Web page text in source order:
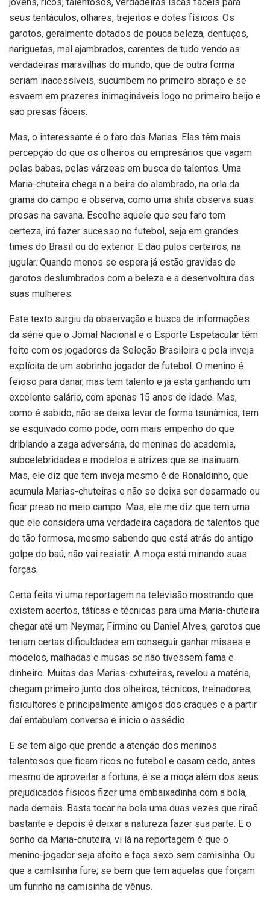
seus tentáculos, olhares, trejeitos e dotes físicos. Os
garotos, geralmente dotados de pouca beleza, dentuços,
nariguetas, mal ajambrados, carentes de tudo vendo as
verdadeiras maravilhas do mundo, que de outra forma
seriam inacessíveis, sucumbem no primeiro abraço e se
esvaem em prazeres inimagináveis logo no primeiro beijo e
são presas fáceis.
Mas, o interessante é o faro das Marias. Elas têm mais
percepção do que os olheiros ou empresários que vagam
pelas babas, pelas várzeas em busca de talentos. Uma
Maria-chuteira chega n a beira do alambrado, na orla da
grama do campo e observa, como uma shita observa suas
presas na savana. Escolhe aquele que seu faro tem
certeza, irá fazer sucesso no futebol, seja em grandes
times do Brasil ou do exterior. E dão pulos certeiros, na
jugular. Quando menos se espera já estão gravidas de
garotos deslumbrados com a beleza e a desenvoltura das
suas mulheres.
Este texto surgiu da observação e busca de informações
da série que o Jornal Nacional e o Esporte Espetacular têm
feito com os jogadores da Seleção Brasileira e pela inveja
explícita de um sobrinho jogador de futebol. O menino é
feioso para danar, mas tem talento e já está ganhando um
excelente salário, com apenas 15 anos de idade. Mas,
como é sabido, não se deixa levar de forma tsunâmica, tem
se esquivado como pode, com mais empenho do que
driblando a zaga adversária, de meninas de academia,
subcelebridades e modelos e atrizes que se insinuam.
Mas, ele diz que tem inveja mesmo é de Ronaldinho, que
acumula Marias-chuteiras e não se deixa ser desarmado ou
ficar preso no meio campo. Mas, ele me diz que tem uma
que ele considera uma verdadeira caçadora de talentos que
de tão formosa, mesmo sabendo que está atrás do antigo
golpe do baú, não vai resistir. A moça está minando suas
forças.
Certa feita vi uma reportagem na televisão mostrando que
existem acertos, táticas e técnicas para uma Maria-chuteira
chegar até um Neymar, Firmino ou Daniel Alves, garotos que
teriam certas dificuldades em conseguir ganhar misses e
modelos, malhadas e musas se não tivessem fama e
dinheiro. Muitas das Marias-cxhuteiras, revelou a matéria,
chegam primeiro junto dos olheiros, técnicos, treinadores,
fisicultores e principalmente amigos dos craques e a partir
daí entabulam conversa e inicia o assédio.
E se tem algo que prende a atenção dos meninos
talentosos que ficam ricos no futebol e casam cedo, antes
mesmo de aproveitar a fortuna, é se a moça além dos seus
prejudicados físicos fizer uma embaixadinha com a bola,
nada demais. Basta tocar na bola uma duas vezes que riraõ
bastante e depois é deixar a natureza fazer sua parte. E o
sonho da Maria-chuteira, vi lá na reportagem é que o
menino-jogador seja afoito e faça sexo sem camisinha. Ou
que a camIsinha fure; se bem que tem aquelas que forçam
um furinho na camisinha de vênus.